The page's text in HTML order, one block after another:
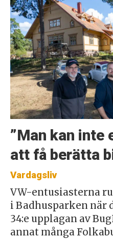
”Man kan inte
att få berätta
Vardagsliv
VW-entusiasterna
i Badhusparken när
34:e upplagan av
annat många